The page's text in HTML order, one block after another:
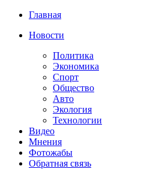
Главная
Новости
Политика
Экономика
Спорт
Общество
Авто
Экология
Технологии
Видео
Мнения
Фотожабы
Обратная связь